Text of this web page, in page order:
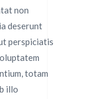
non
deserunt
perspiciatis
totam
illo